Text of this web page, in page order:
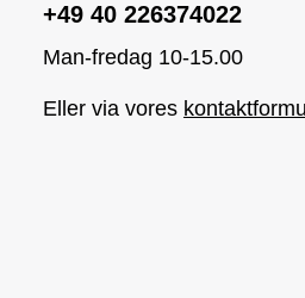
+49 40 226374022
Man-fredag 10-15.00
Eller via vores